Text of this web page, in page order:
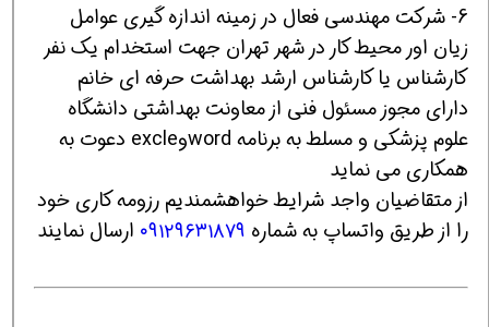
6- شركت مهندسي فعال در زمينه اندازه گيري عوامل
زيان اور محيط كار در شهر تهران جهت استخدام يك نفر
كارشناس يا كارشناس ارشد بهداشت حرفه اي خانم
داراي مجوز مسئول فني از معاونت بهداشتي دانشگاه
علوم پزشكي و مسلط به برنامه wordوexcle دعوت به
همكاري مي نمايد
از متقاضيان واجد شرايط خواهشمنديم رزومه كاري خود
را از طريق واتساپ به شماره ٠٩١٢٩٦٣١٨٧٩ ارسال نمايند